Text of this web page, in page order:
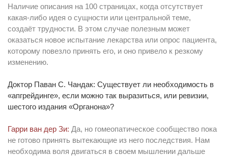
Наличие описания на 100 страницах, когда отсутствует
какая-либо идея о сущности или центральной теме,
создаёт трудности. В этом случае полезным может
оказаться новое испытание лекарства или опрос пациента,
которому повезло принять его, и оно привело к резкому
изменению.
Доктор Паван С. Чандак: Существует ли необходимость в
«апгрейдинге», если можно так выразиться, или ревизии,
шестого издания «Органона»?
Гарри ван дер Зи: Да, но гомеопатическое сообщество пока
не готово принять вытекающие из него последствия. Нам
необходима воля двигаться в своем мышлении дальше